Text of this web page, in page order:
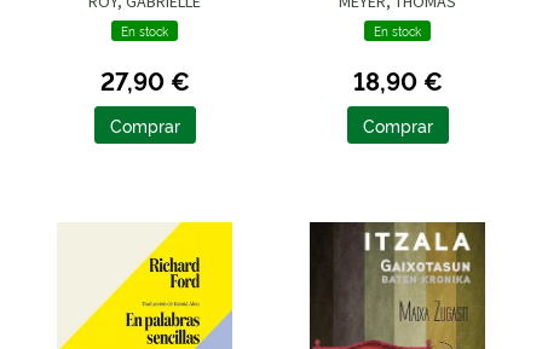
En stock
27,90 €
Comprar
En stock
18,90 €
Comprar